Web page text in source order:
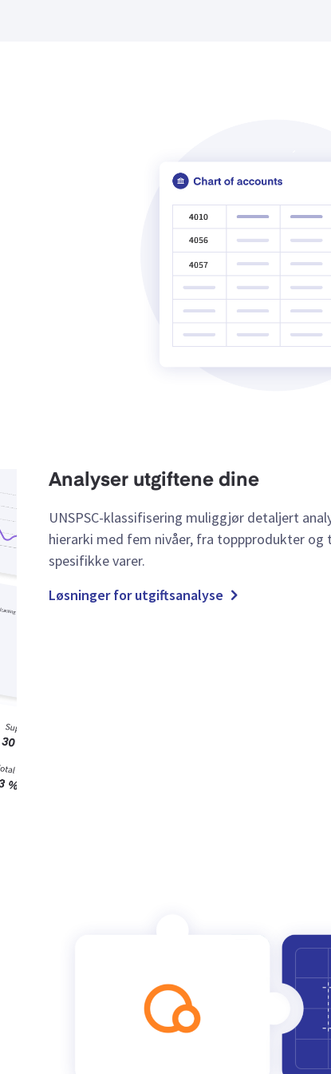
Analyser utgiftene dine
UNSPSC-klassifisering muliggjør detaljert
hierarki med fem nivåer, fra toppprodukter
spesifikke varer.
Løsninger for utgiftsanalyse